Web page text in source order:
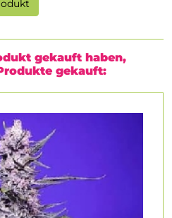
gekauft haben,
gekauft: